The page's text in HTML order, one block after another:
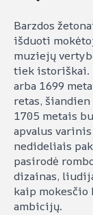
Barzdos
išduoti
muziejų
tiek istoriškai.
arba 1699
retas,
1705 metais
apvalus
nedideliais
pasirodė
dizainas,
kaip
ambicijų.